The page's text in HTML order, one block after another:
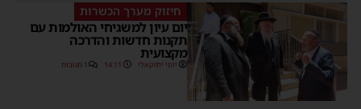
חיזוק מערך הכשרות
יום עיון למשגיחי האולמות עם
תקנות חדשות והדרכה
מקצועית
יוסי יחזקאלי 14:11 1 תגובות